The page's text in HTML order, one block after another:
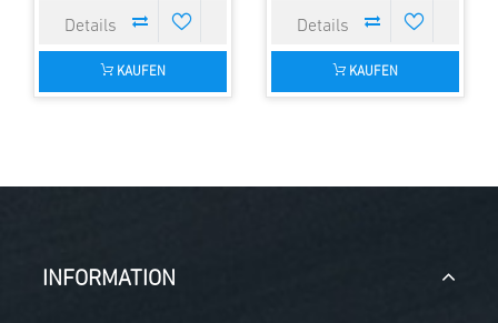
KAUFEN KAUFEN
INFORMATION